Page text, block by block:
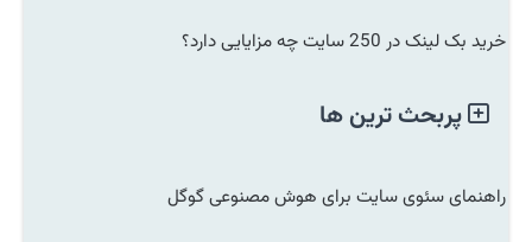
خرید بک لینک در 250 سایت چه مزایایی دارد؟
پربحث ترین ها
راهنمای سئوی سایت برای هوش مصنوعی گوگل